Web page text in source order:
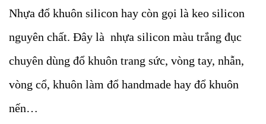
Nhựa đổ khuôn silicon hay còn gọi là keo silicon
nguyên chất. Đây là nhựa silicon màu trắng đục
chuyên dùng đổ khuôn trang sức, vòng tay, nhẫn,
vòng cổ, khuôn làm đổ handmade hay đổ khuôn
nến…